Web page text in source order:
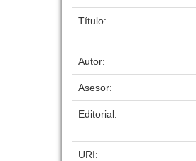
Título:
Autor:
Asesor:
Editorial:
URI: